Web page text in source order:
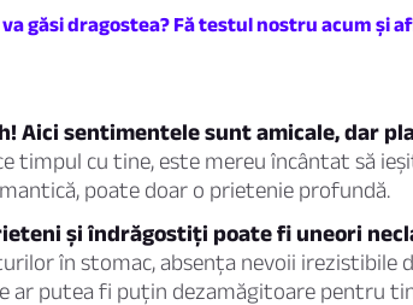
găsi dragostea? Fă testul nostru acum și
Aici sentimentele sunt amicale, dar
timpul cu tine, este mereu încântat să
poate doar o prietenie profundă.
și îndrăgostiți poate fi uneori
în stomac, absența nevoii irezistibile
ar putea fi puțin dezamăgitoare pentru